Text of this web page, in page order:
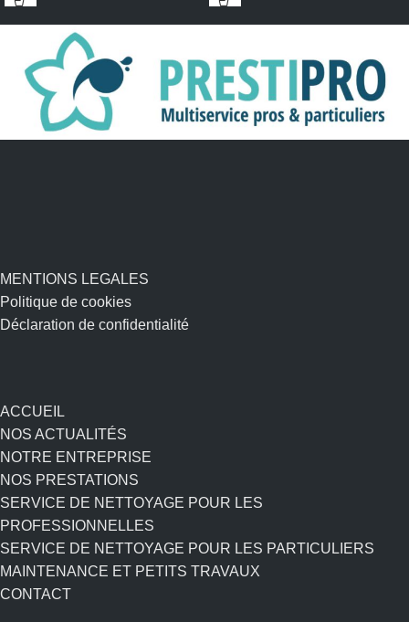
scelerisque leo aptent per at vitae
ante eleifend mollis adipiscing.
scelerisque leo aptent per at vitae
ante eleifend mollis adipiscing.
MENTIONS LEGALES
Politique de cookies
Déclaration de confidentialité
ACCUEIL
NOS ACTUALITÉS
NOTRE ENTREPRISE
NOS PRESTATIONS
SERVICE DE NETTOYAGE POUR LES
PROFESSIONNELLES
SERVICE DE NETTOYAGE POUR LES PARTICULIERS
MAINTENANCE ET PETITS TRAVAUX
CONTACT